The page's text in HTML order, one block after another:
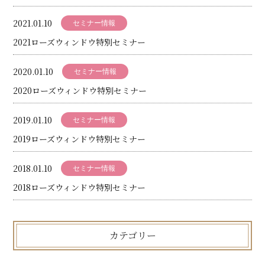
2021.01.10 セミナー情報
2021ローズウィンドウ特別セミナー
2020.01.10 セミナー情報
2020ローズウィンドウ特別セミナー
2019.01.10 セミナー情報
2019ローズウィンドウ特別セミナー
2018.01.10 セミナー情報
2018ローズウィンドウ特別セミナー
カテゴリー